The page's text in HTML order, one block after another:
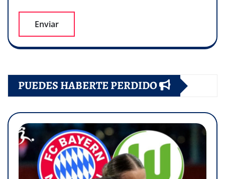
PUEDES HABERTE PERDIDO